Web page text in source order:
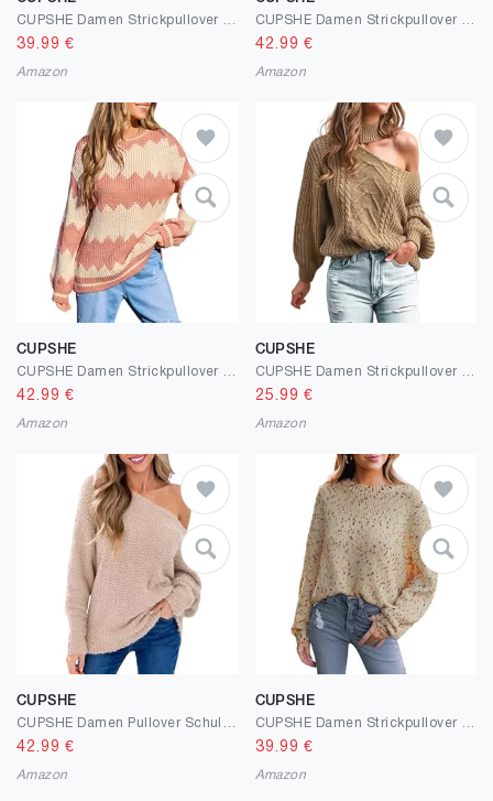
39.99 €
Amazon
42.99 €
Amazon
CUPSHE
42.99 €
Amazon
CUPSHE
25.99 €
Amazon
CUPSHE
42.99 €
Amazon
CUPSHE
39.99 €
Amazon